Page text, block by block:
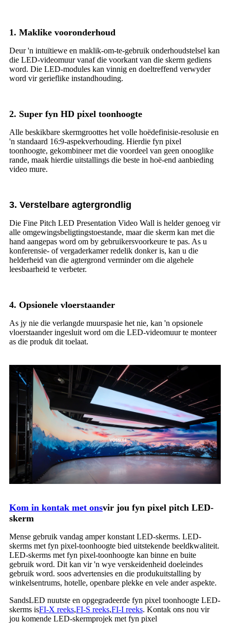
1. Maklike vooronderhoud
Deur 'n intuïtiewe en maklik-om-te-gebruik onderhoudstelsel kan
die LED-videomuur vanaf die voorkant van die skerm gediens
word. Die LED-modules kan vinnig en doeltreffend verwyder
word vir gerieflike instandhouding.
2. Super fyn HD pixel toonhoogte
Alle beskikbare skermgroottes het volle hoëdefinisie-resolusie en
'n standaard 16:9-aspekverhouding. Hierdie fyn pixel
toonhoogte, gekombineer met die voordeel van geen onooglike
rande, maak hierdie uitstallings die beste in hoë-end aanbieding
video mure.
3. Verstelbare agtergrondlig
Die Fine Pitch LED Presentation Video Wall is helder genoeg vir
alle omgewingsbeligtingstoestande, maar die skerm kan met die
hand aangepas word om by gebruikersvoorkeure te pas. As u
konferensie- of vergaderkamer redelik donker is, kan u die
helderheid van die agtergrond verminder om die algehele
leesbaarheid te verbeter.
4. Opsionele vloerstaander
As jy nie die verlangde muurspasie het nie, kan 'n opsionele
vloerstaander ingesluit word om die LED-videomuur te monteer
as die produk dit toelaat.
Kom in kontak met onsvir jou fyn pixel pitch LED-
skerm
Mense gebruik vandag amper konstant LED-skerms. LED-
skerms met fyn pixel-toonhoogte bied uitstekende beeldkwaliteit.
LED-skerms met fyn pixel-toonhoogte kan binne en buite
gebruik word. Dit kan vir 'n wye verskeidenheid doeleindes
gebruik word. soos advertensies en die produkuitstalling by
winkelsentrums, hotelle, openbare plekke en vele ander aspekte.
SandsLED nuutste en opgegradeerde fyn pixel toonhoogte LED-
skerms isFI-X reeks,FI-S reeks,FI-I reeks. Kontak ons ​​nou vir
jou komende LED-skermprojek met fyn pixel